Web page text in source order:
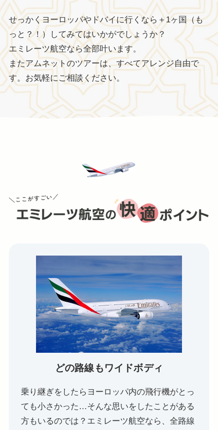
せっかくヨーロッパやドバイに行くなら＋1ヶ国（も
っと？！）してみてはいかがでしょうか？
エミレーツ航空なら全部叶います。
またアムネットのツアーは、すべてアレンジ自由で
す。お気軽にご相談ください。
どの路線もワイドボディ
乗り継ぎをしたらヨーロッパ内の飛行機がとっ
ても小さかった…そんな思いをしたことがある
方もいるのでは？エミレーツ航空なら、全路線